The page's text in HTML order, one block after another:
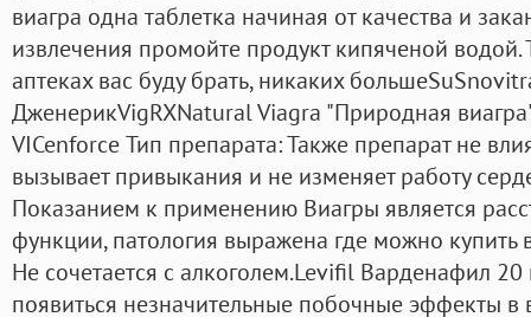
виагра одна таблетка начиная от качества и
извлечения промойте продукт кипяченой водой.
аптеках вас буду брать, никаких
ДженерикVigRXNatural Viagra "Природная
VICenforce Тип препарата: Также препарат не
вызывает привыкания и не изменяет работу
Показанием к применению Виагры является
функции, патология выражена где можно купить
Не сочетается с алкоголем.Levifil Варденафил 20
появиться незначительные побочные эффекты в